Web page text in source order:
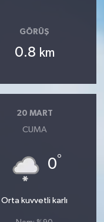
GÖRÜŞ
0.8 km
20 MART
CUMA
0°
Orta kuvvetli karlı